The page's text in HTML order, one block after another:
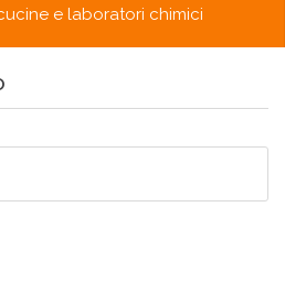
e laboratori chimici